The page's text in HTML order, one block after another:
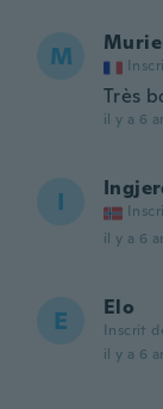
M
Très
il y a 6
I
il y a 6
E Elo
Inscrit
il y a 6